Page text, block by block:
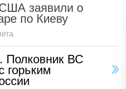
заявили о
по Киеву
Полковник ВС
горьким